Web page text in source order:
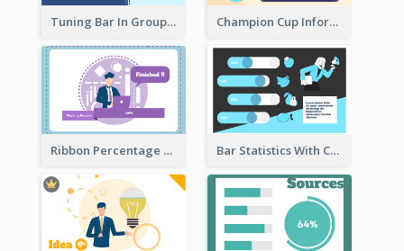
Tuning Bar In Groups Champion Cup Informative Record
Ribbon Percentage Measurement Bar Statistics With Comparison